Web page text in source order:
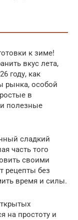
к зиме!
вкус лета,
году, как
рынка, особой
в
полезные
сладкий
часть того
своими
рецепты без
время и силы.
на простоту и